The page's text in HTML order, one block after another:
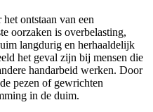
ontstaan van een
oorzaken is overbelasting,
langdurig en herhaaldelijk
het geval zijn bij mensen die
handarbeid werken. Door
pezen of gewrichten
in de duim.